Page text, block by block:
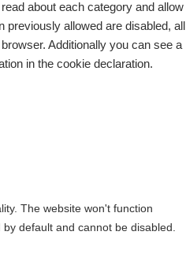
about each category and allow
previously allowed are disabled, all
Additionally you can see a
in the cookie declaration.
The website won't function
default and cannot be disabled.